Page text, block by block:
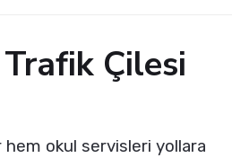
Çilesi
hem okul servisleri yollara